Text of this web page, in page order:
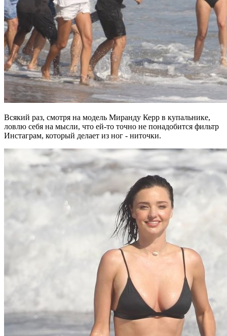
Всякий раз, смотря на модель Миранду Керр в купальнике,
ловлю себя на мысли, что ей-то точно не понадобится фильтр
Инстаграм, который делает из ног - ниточки.